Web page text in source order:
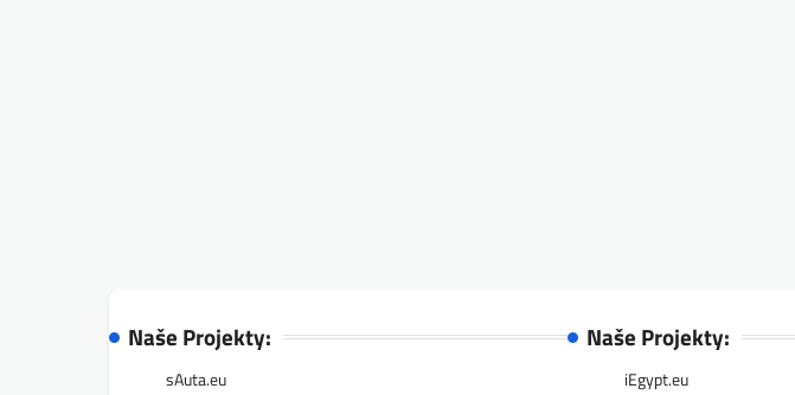
Naše Projekty:
sAuta.eu
Naše Projekty:
iEgypt.eu